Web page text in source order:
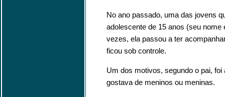
No ano passado, uma das jovens
adolescente de 15 anos (seu
vezes, ela passou a ter
ficou sob controle.
Um dos motivos, segundo o pai,
gostava de meninos ou meninas.